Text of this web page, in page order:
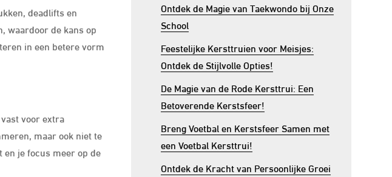
deadlifts en
waardoor de kans op
in een betere vorm
voor extra
maar ook niet te
je focus meer op de
Ontdek de Magie van Taekwondo bij Onze
School
Feestelijke Kersttruien voor Meisjes:
Ontdek de Stijlvolle Opties!
De Magie van de Rode Kersttrui: Een
Betoverende Kerstsfeer!
Breng Voetbal en Kerstsfeer Samen met
een Voetbal Kersttrui!
Ontdek de Kracht van Persoonlijke Groei